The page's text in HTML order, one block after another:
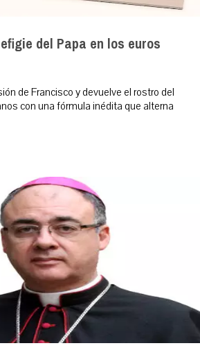
del Papa en los euros
de Francisco y devuelve el rostro del
con una fórmula inédita que alterna